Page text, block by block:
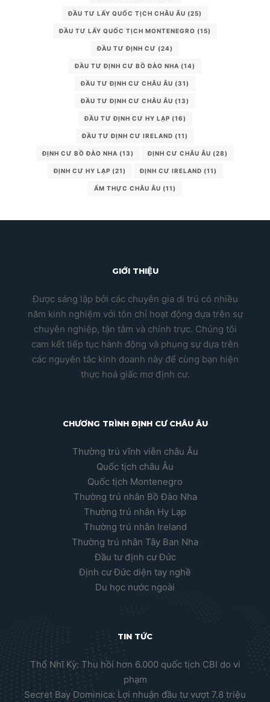
ĐẦU TƯ LẤY QUỐC TỊCH CHÂU ÂU (25)
ĐẦU TƯ LẤY QUỐC TỊCH MONTENEGRO (15)
ĐẦU TƯ ĐỊNH CƯ (24)
ĐẦU TƯ ĐỊNH CƯ BỒ ĐÀO NHA (14)
ĐẦU TƯ ĐỊNH CƯ CHÂU ÂU (31)
ĐẦU TƯ ĐỊNH CƯ CHÂU ÂU (13)
ĐẦU TƯ ĐỊNH CƯ HY LẠP (16)
ĐẦU TƯ ĐỊNH CƯ IRELAND (11)
ĐỊNH CƯ BỒ ĐÀO NHA (13) ĐỊNH CƯ CHÂU ÂU (28)
ĐỊNH CƯ HY LẠP (21) ĐỊNH CƯ IRELAND (11)
ẨM THỰC CHÂU ÂU (11)
GIỚI THIỆU
Được sáng lập bởi các chuyên gia di trú có nhiều
năm kinh nghiệm với tôn chỉ hoạt động dựa trên sự
chuyên nghiệp, tận tâm và chính trực. Chúng tôi
cam kết tiếp tục hành động và phụng sự dựa trên
các nguyên tắc kinh doanh này để cùng bạn hiện
thực hoá giấc mơ định cư.
CHƯƠNG TRÌNH ĐỊNH CƯ CHÂU ÂU
Thường trú vĩnh viễn châu Âu
Quốc tịch châu Âu
Quốc tịch Montenegro
Thường trú nhân Bồ Đào Nha
Thường trú nhân Hy Lạp
Thường trú nhân Ireland
Thường trú nhân Tây Ban Nha
Đầu tư định cư Đức
Định cư Đức diện tay nghề
Du học nước ngoài
TIN TỨC
Thổ Nhĩ Kỳ: Thu hồi hơn 6.000 quốc tịch CBI do vi
phạm
Secret Bay Dominica: Lợi nhuận đầu tư vượt 7.8 triệu